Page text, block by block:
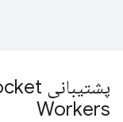
پشتیبانی Web
Workers